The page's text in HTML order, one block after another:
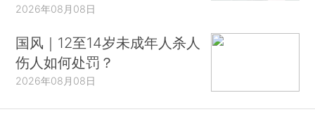
2026年08月08日
国风｜12至14岁未成年人杀人
伤人如何处罚？
2026年08月08日